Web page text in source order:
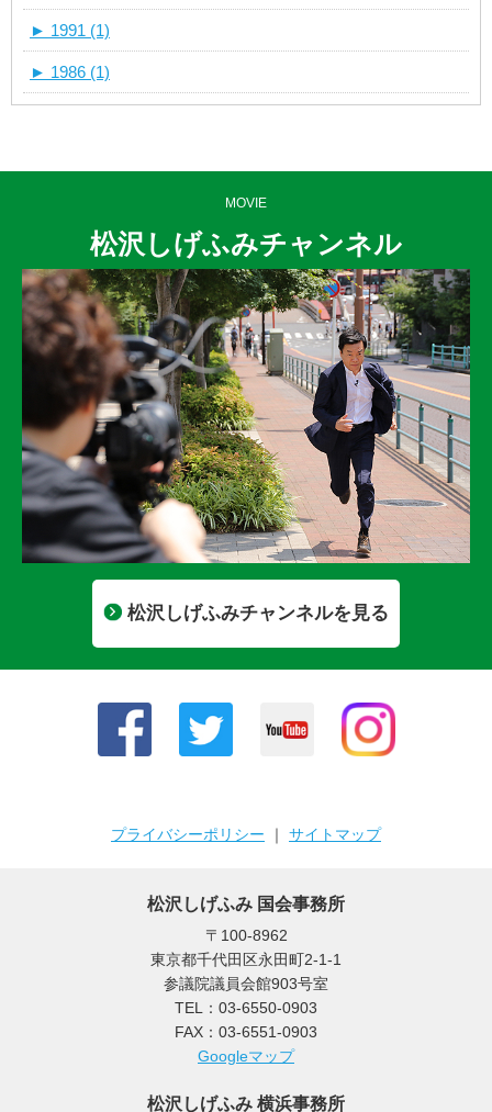
► 1991 (1)
► 1986 (1)
MOVIE
松沢しげふみチャンネル
松沢しげふみチャンネルを見る
プライバシーポリシー ｜ サイトマップ
松沢しげふみ 国会事務所
〒100-8962
東京都千代田区永田町2-1-1
参議院議員会館903号室
TEL：03-6550-0903
FAX：03-6551-0903
Googleマップ
松沢しげふみ 横浜事務所